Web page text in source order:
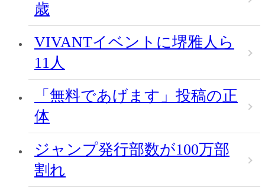
歳
VIVANTイベントに堺雅人ら
11人
「無料であげます」投稿の正
体
ジャンプ発行部数が100万部
割れ